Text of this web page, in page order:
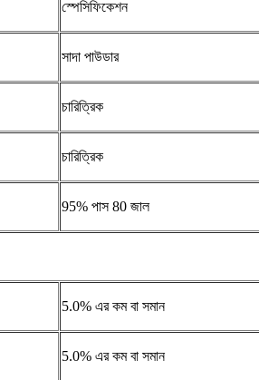
স্পেসিফিকেশন
সাদা পাউডার
চারিত্রিক
চারিত্রিক
95% পাস 80 জাল
5.0% এর কম বা সমান
5.0% এর কম বা সমান